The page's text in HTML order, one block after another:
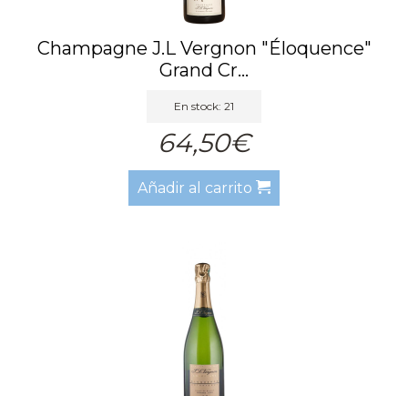
Champagne J.L Vergnon "Éloquence"
Grand Cr...
En stock: 21
64,50€
Añadir al carrito